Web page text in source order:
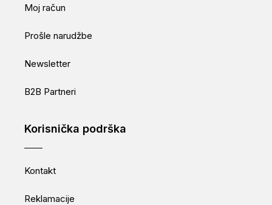
Moj račun
Prošle narudžbe
Newsletter
B2B Partneri
Korisnička podrška
Kontakt
Reklamacije